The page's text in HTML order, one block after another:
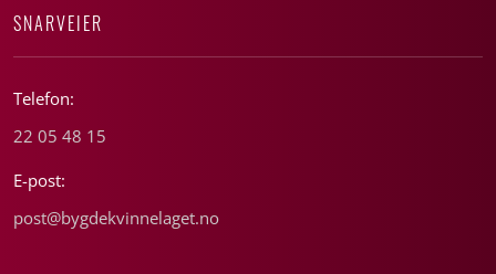
SNARVEIER
Telefon:
22 05 48 15
E-post:
post@bygdekvinnelaget.no